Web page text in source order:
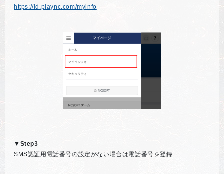
https://id.plaync.com/myinfo
▼Step3
SMS認証用電話番号の設定がない場合は電話番号を登録